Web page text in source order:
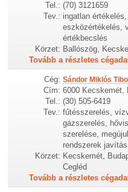
Tel.: (70) 3121659
Tev.: ingatlan
eszközértékelés,
értékbecslés
Körzet: Ballószög,
Tovább a részletes
Cég: Sándor Miklós
Cím: 6000 Kecskemét,
Tel.: (30) 505-6419
Tev.: fűtésszerelés,
gázszerelés,
szerelése,
rendszerek
Körzet: Kecskemét,
Cegléd
Tovább a részletes